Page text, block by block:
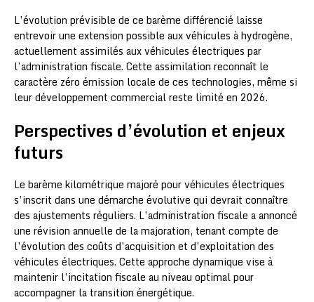
L’évolution prévisible de ce barème différencié laisse
entrevoir une extension possible aux véhicules à hydrogène,
actuellement assimilés aux véhicules électriques par
l’administration fiscale. Cette assimilation reconnaît le
caractère zéro émission locale de ces technologies, même si
leur développement commercial reste limité en 2026.
Perspectives d’évolution et enjeux
futurs
Le barème kilométrique majoré pour véhicules électriques
s’inscrit dans une démarche évolutive qui devrait connaître
des ajustements réguliers. L’administration fiscale a annoncé
une révision annuelle de la majoration, tenant compte de
l’évolution des coûts d’acquisition et d’exploitation des
véhicules électriques. Cette approche dynamique vise à
maintenir l’incitation fiscale au niveau optimal pour
accompagner la transition énergétique.